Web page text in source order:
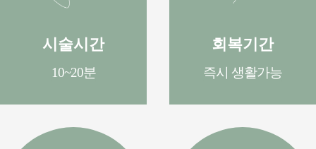
시술시간
10~20분
회복기간
즉시 생활가능